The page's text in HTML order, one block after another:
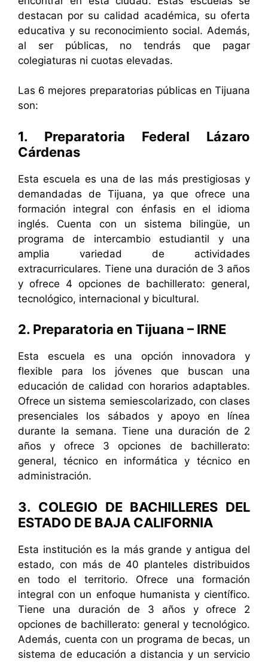
destacan por su calidad académica, su oferta
educativa y su reconocimiento social. Además,
al ser públicas, no tendrás que pagar
colegiaturas ni cuotas elevadas.
Las 6 mejores preparatorias públicas en Tijuana
son:
1. Preparatoria Federal Lázaro
Cárdenas
Esta escuela es una de las más prestigiosas y
demandadas de Tijuana, ya que ofrece una
formación integral con énfasis en el idioma
inglés. Cuenta con un sistema bilingüe, un
programa de intercambio estudiantil y una
amplia variedad de actividades
extracurriculares. Tiene una duración de 3 años
y ofrece 4 opciones de bachillerato: general,
tecnológico, internacional y bicultural.
2. Preparatoria en Tijuana – IRNE
Esta escuela es una opción innovadora y
flexible para los jóvenes que buscan una
educación de calidad con horarios adaptables.
Ofrece un sistema semiescolarizado, con clases
presenciales los sábados y apoyo en línea
durante la semana. Tiene una duración de 2
años y ofrece 3 opciones de bachillerato:
general, técnico en informática y técnico en
administración.
3. COLEGIO DE BACHILLERES DEL
ESTADO DE BAJA CALIFORNIA
Esta institución es la más grande y antigua del
estado, con más de 40 planteles distribuidos
en todo el territorio. Ofrece una formación
integral con un enfoque humanista y científico.
Tiene una duración de 3 años y ofrece 2
opciones de bachillerato: general y tecnológico.
Además, cuenta con un programa de becas, un
sistema de educación a distancia y un servicio